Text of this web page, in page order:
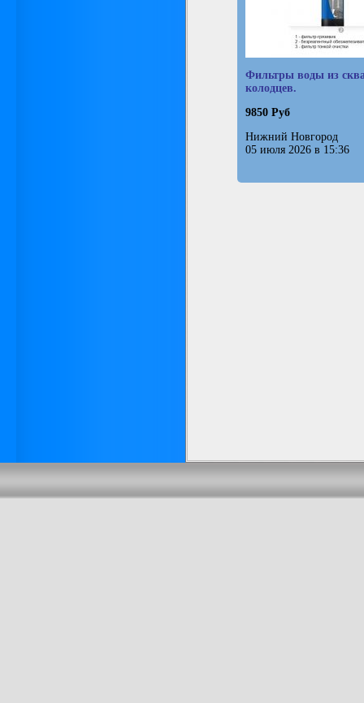
Фильтры воды из
колодцев.
9850 Руб
Нижний Новгород
05 июля 2026 в 15:36